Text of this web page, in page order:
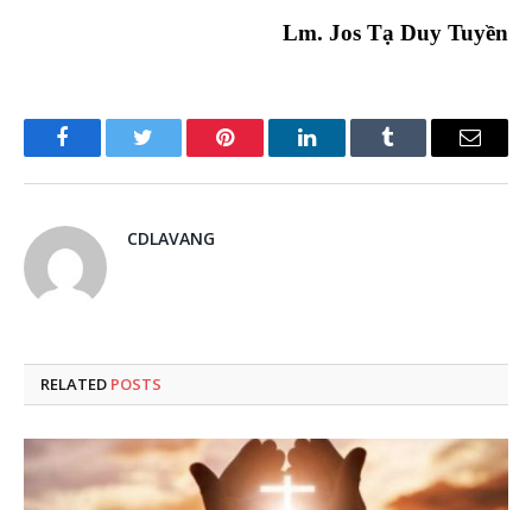
Lm. Jos Tạ Duy Tuyền
FacebookTwitter Pinterest LinkedInTumblr Email
CDLAVANG
RELATED POSTS